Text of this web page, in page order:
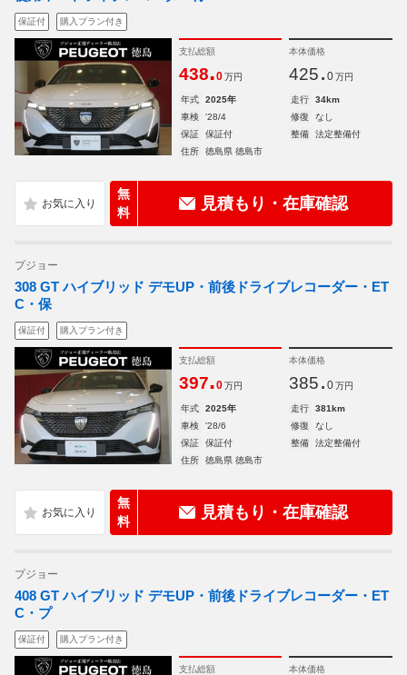
保証付 購入プラン付き
支払総額
438.0 万円
本体価格
425. 0 万円
年式 2025年 走行
34km
車検
'28/4 修復
なし
保証
保証付 整備
法定整備付
住所
徳島県 徳島市
無
料
見積もり・在庫確認
プジョー
308 GT ハイブリッド デモUP・前後ドライブレコーダー・ET
C・保
保証付 購入プラン付き
支払総額
397.0 万円
本体価格
385. 0 万円
年式 2025年 走行
381km
車検
'28/6 修復
なし
保証
保証付 整備
法定整備付
住所
徳島県 徳島市
無
料
見積もり・在庫確認
プジョー
408 GT ハイブリッド デモUP・前後ドライブレコーダー・ET
C・プ
保証付 購入プラン付き
支払総額 本体価格